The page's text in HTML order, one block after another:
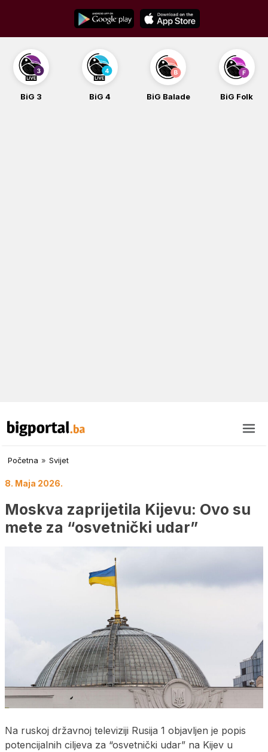
content
BiG 3 BiG 4 BiG Balade BiG Folk
Početna » Svijet
8. Maja 2026.
Moskva zaprijetila Kijevu: Ovo su
mete za “osvetnički udar”
Na ruskoj državnoj televiziji Rusija 1 objavljen je popis
potencijalnih ciljeva za “osvetnički udar” na Kijev u